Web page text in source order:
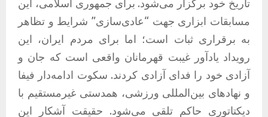
تاریخ خود برگزار می‌شود. برای جمهوری اسلامی، این
مسابقات ابزاری جهت “عادی‌سازی” شرایط و تظاهر
به برقراری ثبات است؛ اما برای مردم ایران، این
رویداد یادآور غیبت قهرمانان واقعی است که جان و
آزادی خود را فدای آزادی کردند. سکوت ادامه‌دار فیفا
و نهادهای بین‌المللی ورزشی، همدستی غیرمستقیم با
دیکتاتوری حاکم تلقی می‌شود. حقیقت آشکار این